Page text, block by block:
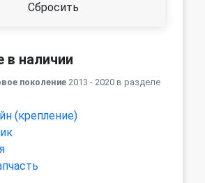
Сбросить
в наличии
поколение 2013 - 2020 в разделе
(крепление)